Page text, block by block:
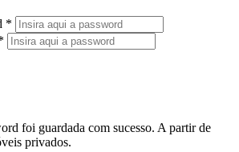
*
foi guardada com sucesso. A partir de
privados.